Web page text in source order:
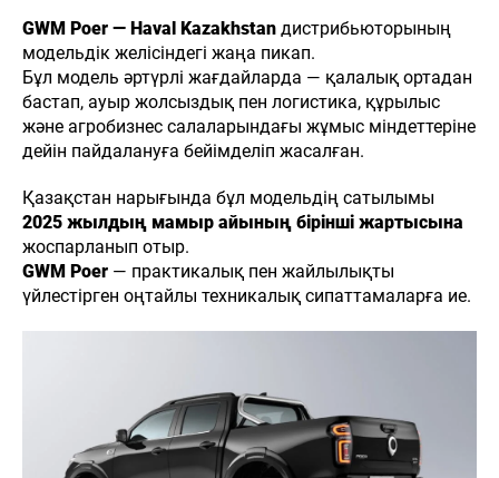
GWM Poer — Haval Kazakhstan дистрибьюторының
модельдік желісіндегі жаңа пикап.
Бұл модель әртүрлі жағдайларда — қалалық ортадан
бастап, ауыр жолсыздық пен логистика, құрылыс
және агробизнес салаларындағы жұмыс міндеттеріне
дейін пайдалануға бейімделіп жасалған.
Қазақстан нарығында бұл модельдің сатылымы
2025 жылдың мамыр айының бірінші жартысына
жоспарланып отыр.
GWM Poer — практикалық пен жайлылықты
үйлестірген оңтайлы техникалық сипаттамаларға ие.